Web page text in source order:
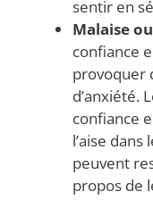
sentir en
Malaise
confiance
provoquer
d’anxiété.
confiance
l’aise
peuvent
propos de